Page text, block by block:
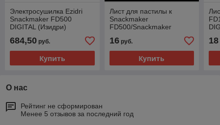
Электросушилка Ezidri
Snackmaker FD500
DIGITAL (Изидри)
684,50 руб.
Купить
Лист для пастилы к
Snackmaker
FD500/Snackmaker
16руб.
Купить
18
О нас
Рейтинг не сформирован
Менее 5 отзывов за последний год